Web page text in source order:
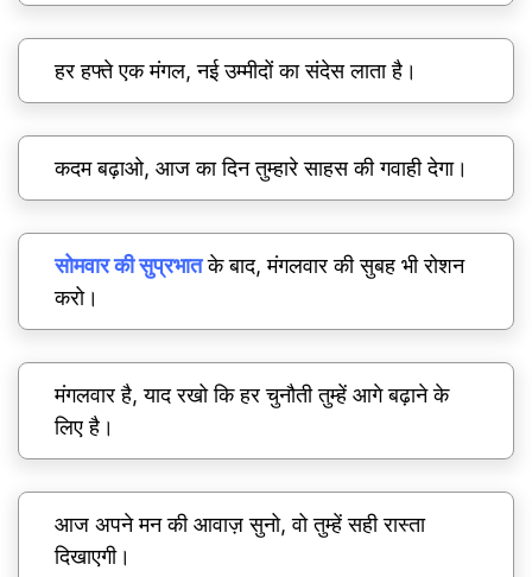
हर हफ्ते एक मंगल, नई उम्मीदों का संदेस लाता है।
कदम बढ़ाओ, आज का दिन तुम्हारे साहस की गवाही देगा।
सोमवार की सुप्रभातके बाद, मंगलवार की सुबह भी रोशन
करो।
मंगलवार है, याद रखो कि हर चुनौती तुम्हें आगे बढ़ाने के
लिए है।
आज अपने मन की आवाज़ सुनो, वो तुम्हें सही रास्ता
दिखाएगी।